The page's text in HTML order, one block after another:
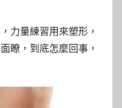
力量練習用來塑形，
瞭，到底怎麼回事，